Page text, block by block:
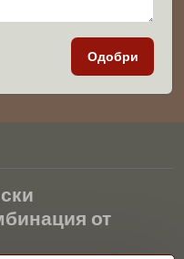
Одобри
от